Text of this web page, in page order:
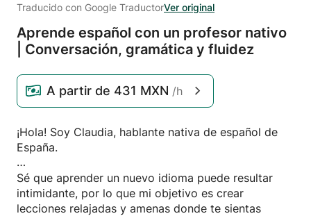
Traducido con Google TraductorVer original
Aprende español con un profesor nativo
| Conversación, gramática y fluidez
A partir de 431 MXN /h
¡Hola! Soy Claudia, hablante nativa de español de
España.
Sé que aprender un nuevo idioma puede resultar
intimidante, por lo que mi objetivo es crear
lecciones relajadas y amenas donde te sientas